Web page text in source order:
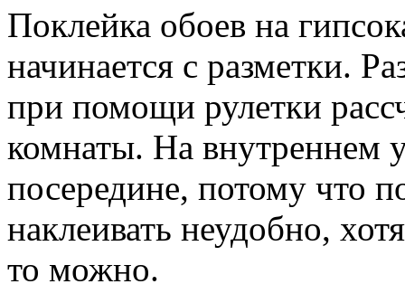
Поклейка обоев на
начинается с разметки.
при помощи рулетки
комнаты. На внутреннем
посередине, потому что
наклеивать неудобно,
то можно.